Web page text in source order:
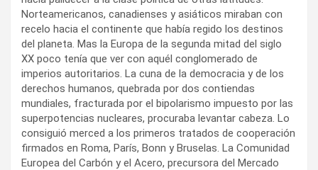
Norteamericanos, canadienses y asiáticos miraban con
recelo hacia el continente que había regido los destinos
del planeta. Mas la Europa de la segunda mitad del siglo
XX poco tenía que ver con aquél conglomerado de
imperios autoritarios. La cuna de la democracia y de los
derechos humanos, quebrada por dos contiendas
mundiales, fracturada por el bipolarismo impuesto por las
superpotencias nucleares, procuraba levantar cabeza. Lo
consiguió merced a los primeros tratados de cooperación
firmados en Roma, París, Bonn y Bruselas. La Comunidad
Europea del Carbón y el Acero, precursora del Mercado